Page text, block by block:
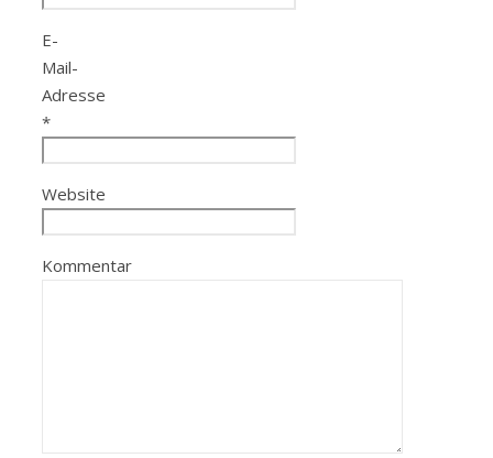
E-
Mail-
Adresse
*
Website
Kommentar